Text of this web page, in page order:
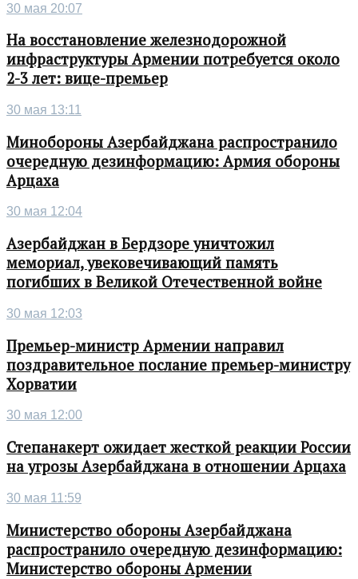
30 мая 20:07
На восстановление железнодорожной
инфраструктуры Армении потребуется около
2-3 лет: вице-премьер
30 мая 13:11
Минобороны Азербайджана распространило
очередную дезинформацию: Армия обороны
Арцаха
30 мая 12:04
Азербайджан в Бердзоре уничтожил
мемориал, увековечивающий память
погибших в Великой Отечественной войне
30 мая 12:03
Премьер-министр Армении направил
поздравительное послание премьер-министру
Хорватии
30 мая 12:00
Степанакерт ожидает жесткой реакции России
на угрозы Азербайджана в отношении Арцаха
30 мая 11:59
Министерство обороны Азербайджана
распространило очередную дезинформацию:
Министерство обороны Армении